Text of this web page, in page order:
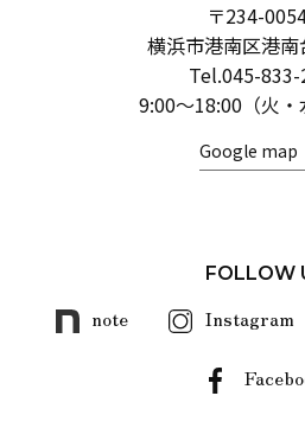
〒234-
横浜市港南区港
Tel.045-
9:00～18:00（火・
Google map
FOLLOW
note Instagram